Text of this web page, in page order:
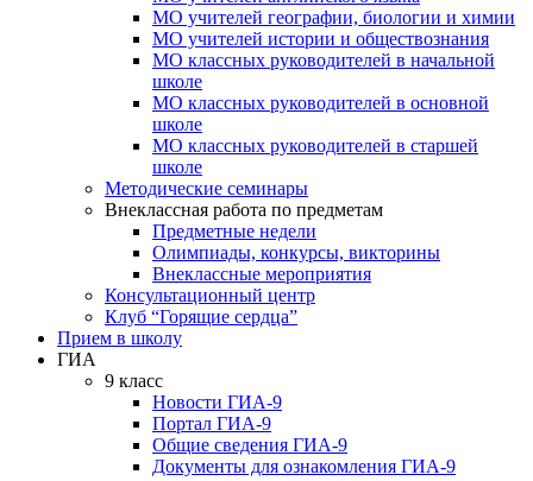
МО учителей географии, биологии и химии
МО учителей истории и обществознания
МО классных руководителей в начальной
школе
МО классных руководителей в основной
школе
МО классных руководителей в старшей
школе
Методические семинары
Внеклассная работа по предметам
Предметные недели
Олимпиады, конкурсы, викторины
Внеклассные мероприятия
Консультационный центр
Клуб “Горящие сердца”
Прием в школу
ГИА
9 класс
Новости ГИА-9
Портал ГИА-9
Общие сведения ГИА-9
Документы для ознакомления ГИА-9